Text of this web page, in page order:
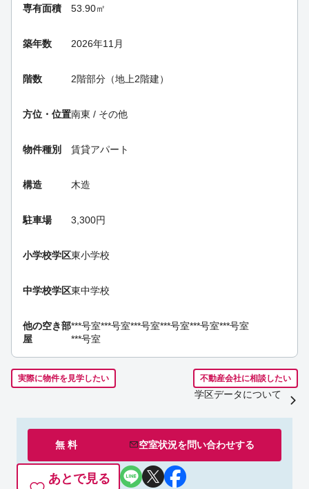
専有面積 53.90㎡
築年数 2026年11月
階数 2階部分（地上2階建）
方位・位置南東 / その他
物件種別 賃貸アパート
構造 木造
駐車場 3,300円
小学校学区東小学校
中学校学区東中学校
他の空き部
屋
***号室***号室***号室***号室***号室***号室
***号室
実際に物件を見学したい 不動産会社に相談したい
学区データについて
無 料 空室状況を問い合わせする
あとで見る